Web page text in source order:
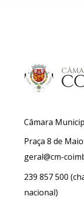
Câmara
Praça 8 de
geral@cm-
239 857 500
nacional)